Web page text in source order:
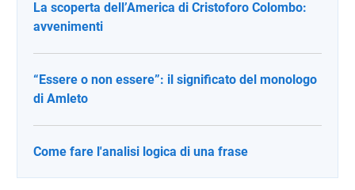
La scoperta dell’America di Cristoforo Colombo:
avvenimenti
“Essere o non essere”: il significato del monologo
di Amleto
Come fare l'analisi logica di una frase